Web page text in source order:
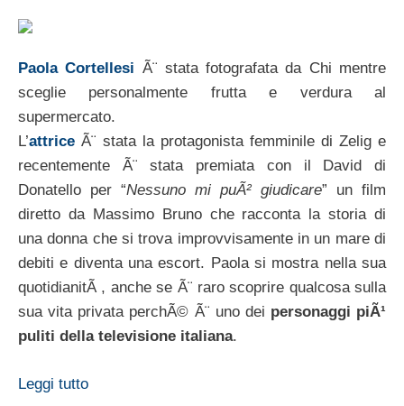
Paola Cortellesi Ã¨ stata fotografata da Chi mentre
sceglie personalmente frutta e verdura al
supermercato.
L’attrice Ã¨ stata la protagonista femminile di Zelig e
recentemente Ã¨ stata premiata con il David di
Donatello per “Nessuno mi puÃ² giudicare” un film
diretto da Massimo Bruno che racconta la storia di
una donna che si trova improvvisamente in un mare di
debiti e diventa una escort. Paola si mostra nella sua
quotidianitÃ , anche se Ã¨ raro scoprire qualcosa sulla
sua vita privata perchÃ© Ã¨ uno dei personaggi piÃ¹
puliti della televisione italiana.
Leggi tutto